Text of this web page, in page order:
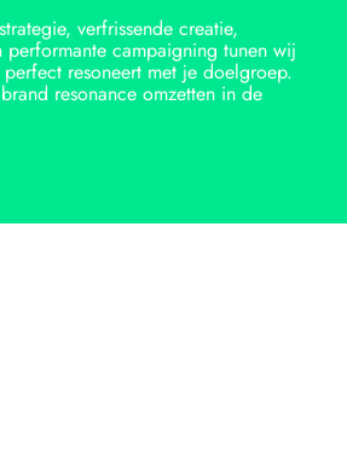
verfrissende creatie,
performante campaigning tunen wij
resoneert met je doelgroep.
resonance omzetten in de